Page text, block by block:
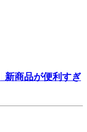
新商品が便利すぎ